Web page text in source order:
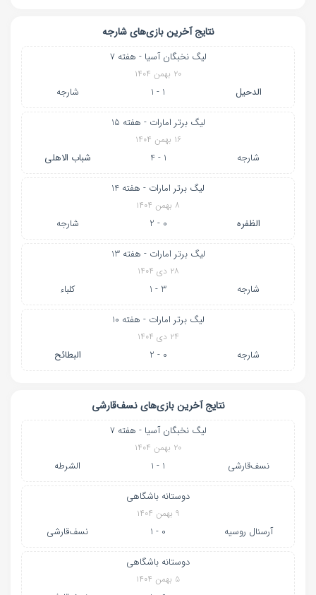
نتایج آخرین بازی‌های شارجه
لیگ نخبگان آسیا - هفته 7
۲۰ بهمن ۱۴۰۴
الدحیل 1 - 1 شارجه
لیگ برتر امارات - هفته 15
۱۶ بهمن ۱۴۰۴
شارجه 1 - 4 شباب الاهلی
لیگ برتر امارات - هفته 14
۸ بهمن ۱۴۰۴
الظفره 0 - 2 شارجه
لیگ برتر امارات - هفته 13
۲۸ دی ۱۴۰۴
شارجه 3 - 1 كلباء
لیگ برتر امارات - هفته 10
۲۴ دی ۱۴۰۴
شارجه 0 - 2 البطائح
نتایج آخرین بازی‌های نسف‌قارشی
لیگ نخبگان آسیا - هفته 7
۲۰ بهمن ۱۴۰۴
نسف‌قارشی 1 - 1 الشرطه
دوستانه باشگاهی
۹ بهمن ۱۴۰۴
آرسنال روسیه 0 - 1 نسف‌قارشی
دوستانه باشگاهی
۵ بهمن ۱۴۰۴